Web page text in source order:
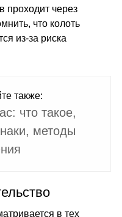
проходит через
что колоть
из-за риска
также:
что такое,
методы
в тех